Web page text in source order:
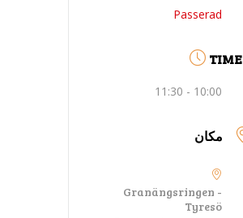
Passerad
TIME
10:00 - 11:30
مكان
Granängsringen -
Tyresö